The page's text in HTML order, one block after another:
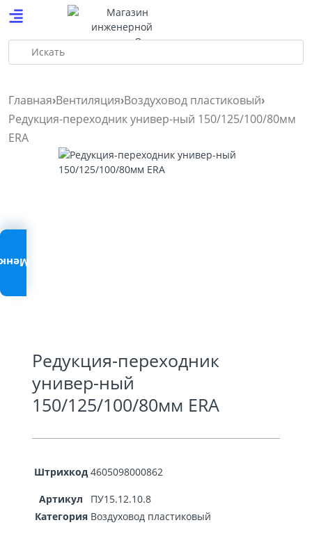
Искать
Главная Вентиляция Воздуховод пластиковый
Редукция-переходник универ-ный 150/125/100/80мм
ERA
Редукция-переходник
универ-ный
150/125/100/80мм ERA
Штрихкод 4605098000862
Артикул
ПУ15.12.10.8
Категория Воздуховод пластиковый